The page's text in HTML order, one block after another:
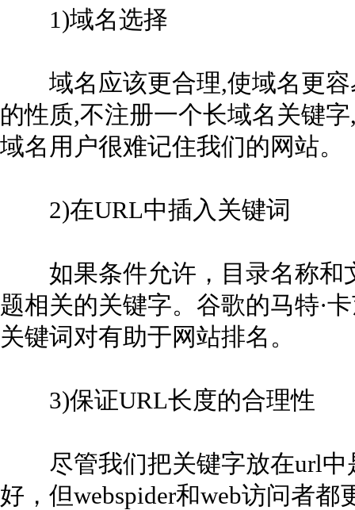
1)域名选择
域名应该更合理,使域名更容
的性质,不注册一个长域名关键
域名用户很难记住我们的网站
2)在URL中插入关键词
如果条件允许，目录名称和
题相关的关键字。谷歌的马特·
关键词对有助于网站排名。
3)保证URL长度的合理性
尽管我们把关键字放在url中
好，但webspider和web访问者